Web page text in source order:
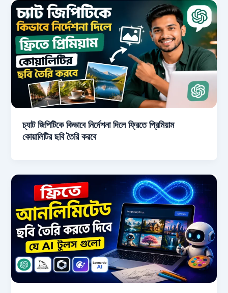
চ্যাট জিপিটিকে কিভাবে নির্দেশনা দিলে ফ্রিতে প্রিমিয়াম
কোয়ালিটির ছবি তৈরি করবে